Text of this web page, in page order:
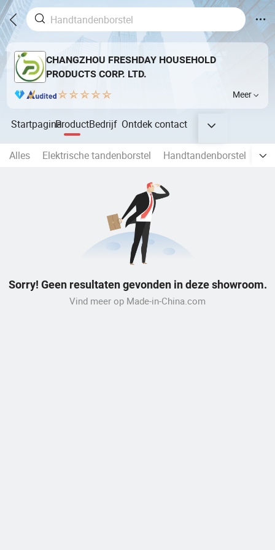
CHANGZHOU FRESHDAY HOUSEHOLD
PRODUCTS CORP. LTD.
Meer
StartpaginaProductBedrijf Ontdekcontact
Alles Elektrische tandenborstel Handtandenborstel
Sorry! Geen resultaten gevonden in deze showroom.
Vind meer op Made-in-China.com